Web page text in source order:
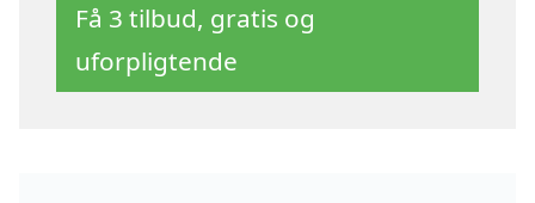
Få 3 tilbud, gratis og
uforpligtende